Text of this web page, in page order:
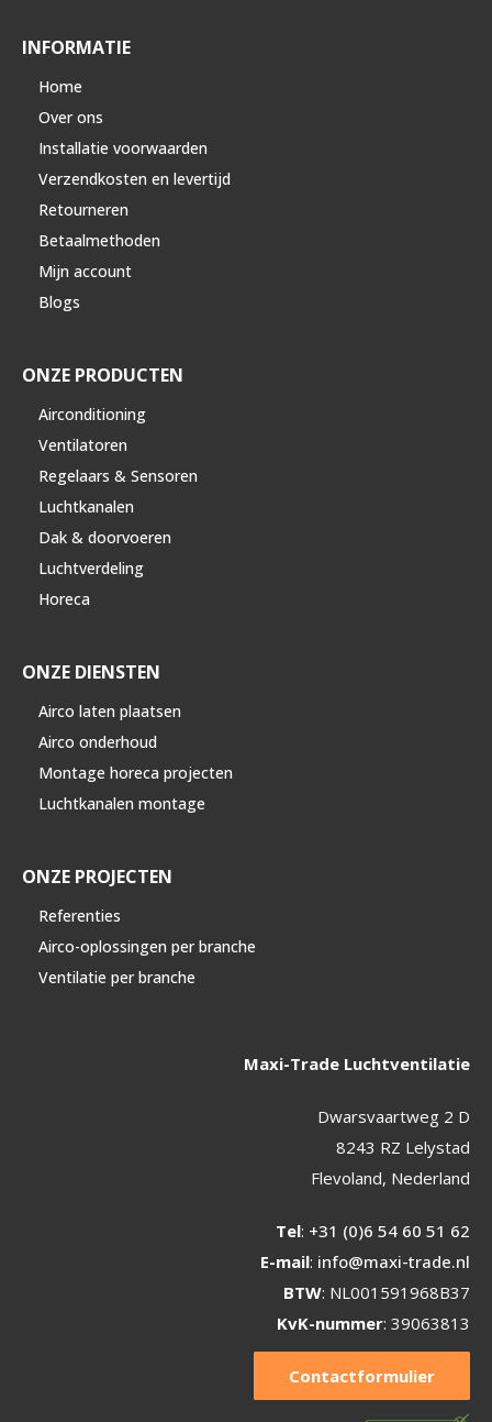
INFORMATIE
Home
Over ons
Installatie voorwaarden
Verzendkosten en levertijd
Retourneren
Betaalmethoden
Mijn account
Blogs
ONZE PRODUCTEN
Airconditioning
Ventilatoren
Regelaars & Sensoren
Luchtkanalen
Dak & doorvoeren
Luchtverdeling
Horeca
ONZE DIENSTEN
Airco laten plaatsen
Airco onderhoud
Montage horeca projecten
Luchtkanalen montage
ONZE PROJECTEN
Referenties
Airco-oplossingen per branche
Ventilatie per branche
Maxi-Trade Luchtventilatie
Dwarsvaartweg 2 D
8243 RZ Lelystad
Flevoland, Nederland
Tel: +31 (0)6 54 60 51 62
E-mail: info@maxi-trade.nl
BTW: NL001591968B37
KvK-nummer: 39063813
Contactformulier